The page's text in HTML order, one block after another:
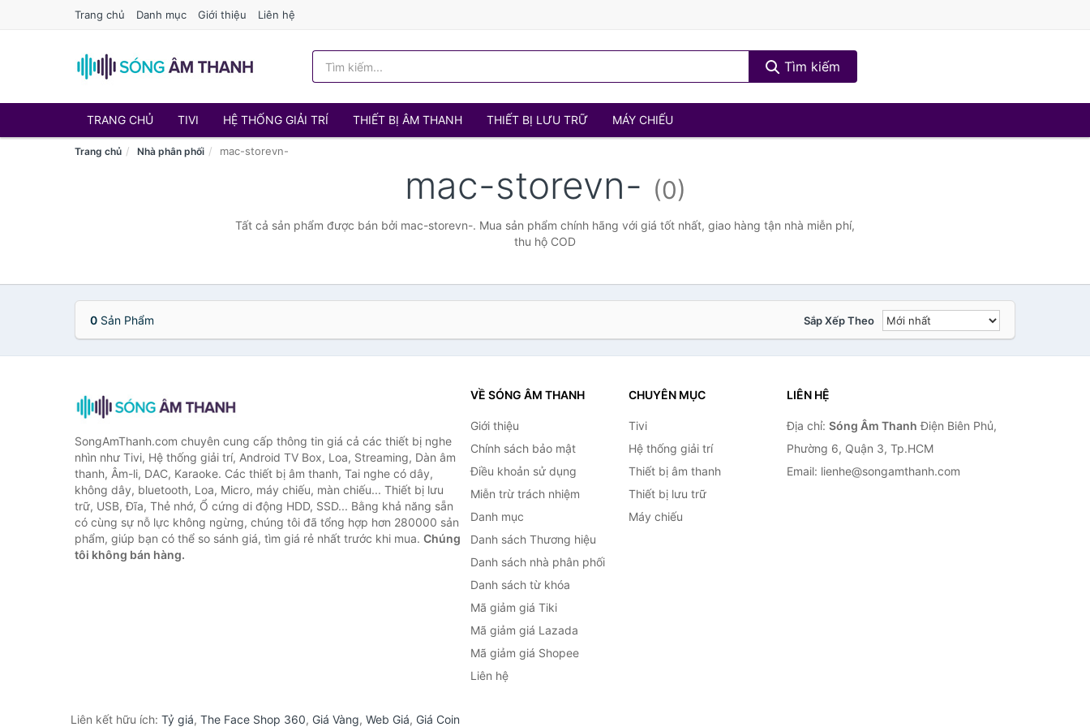
Trang chủ Danh mục Giới thiệu Liên hệ
Tìm kiếm
TRANG CHỦ TIVI HỆ THỐNG GIẢI TRÍ THIẾT BỊ ÂM THANH THIẾT BỊ LƯU TRỮ MÁY CHIẾU
Trang chủ Nhà phân phối mac-storevn-
mac-storevn- (0)
Tất cả sản phẩm được bán bởi mac-storevn-. Mua sản phẩm chính hãng với giá tốt nhất, giao hàng tận nhà miễn phí,
thu hộ COD
0 Sản Phẩm Sắp Xếp Theo
SongAmThanh.com chuyên cung cấp thông tin giá cả các thiết bị nghe
nhìn như Tivi, Hệ thống giải trí, Android TV Box, Loa, Streaming, Dàn âm
thanh, Âm-li, DAC, Karaoke. Các thiết bị âm thanh, Tai nghe có dây,
không dây, bluetooth, Loa, Micro, máy chiếu, màn chiếu... Thiết bị lưu
trữ, USB, Đĩa, Thẻ nhớ, Ổ cứng di động HDD, SSD... Bằng khả năng sẵn
có cùng sự nỗ lực không ngừng, chúng tôi đã tổng hợp hơn 280000 sản
phẩm, giúp bạn có thể so sánh giá, tìm giá rẻ nhất trước khi mua. Chúng
tôi không bán hàng.
VỀ SÓNG ÂM THANH
Giới thiệu
Chính sách bảo mật
Điều khoản sử dụng
Miễn trừ trách nhiệm
Danh mục
Danh sách Thương hiệu
Danh sách nhà phân phối
Danh sách từ khóa
Mã giảm giá Tiki
Mã giảm giá Lazada
Mã giảm giá Shopee
Liên hệ
CHUYÊN MỤC
Tivi
Hệ thống giải trí
Thiết bị âm thanh
Thiết bị lưu trữ
Máy chiếu
LIÊN HỆ
Địa chỉ: Sóng Âm Thanh Điện Biên Phủ,
Phường 6, Quận 3, Tp.HCM
Email: lienhe@songamthanh.com
Liên kết hữu ích: Tỷ giá, The Face Shop 360, Giá Vàng, Web Giá, Giá Coin